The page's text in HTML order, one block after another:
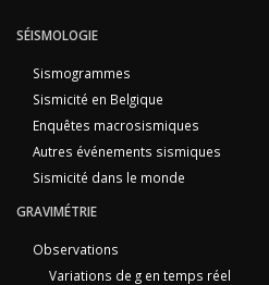
SÉISMOLOGIE
Sismogrammes
Sismicité en Belgique
Enquêtes macrosismiques
Autres événements sismiques
Sismicité dans le monde
GRAVIMÉTRIE
Observations
Variations de g en temps réel